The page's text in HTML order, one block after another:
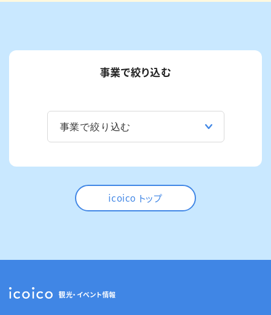
事業で絞り込む
icoico トップ
観光・イベント情報